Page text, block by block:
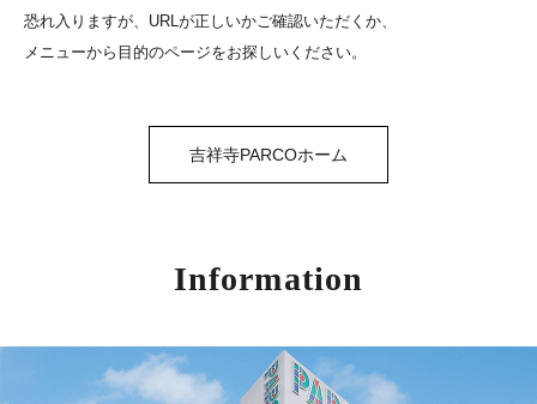
恐れ入りますが、URLが正しいかご確認いただくか、
メニューから目的のページをお探しいください。
吉祥寺PARCOホーム
Information